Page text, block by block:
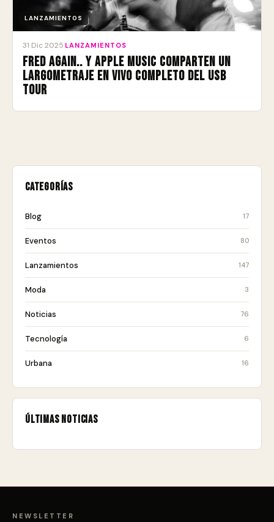
LANZAMIENTOS
31 Dic 2025 LANZAMIENTOS
Fred again.. y Apple Music comparten un
largometraje en vivo completo del USB
Tour
Categorías
Blog 17
Eventos 80
Lanzamientos 147
Moda 3
Noticias 76
Tecnología 6
Urbana 16
Últimas noticias
NEWSLETTER